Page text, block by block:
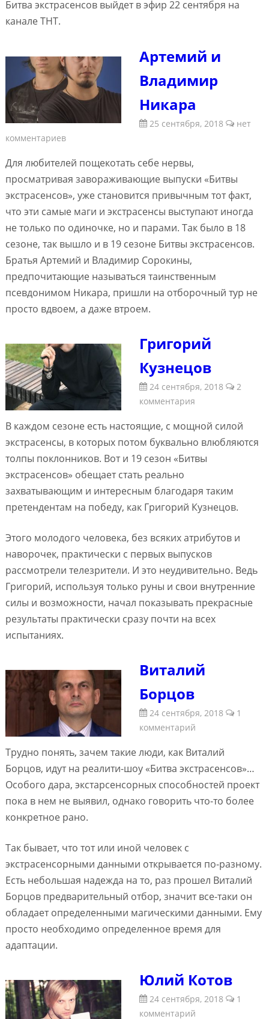
Битва экстрасенсов выйдет в эфир 22 сентября на
канале ТНТ.
Артемий и
Владимир
Никара
25 сентября, 2018
нет
комментариев
Для любителей пощекотать себе нервы,
просматривая завораживающие выпуски «Битвы
экстрасенсов», уже становится привычным тот факт,
что эти самые маги и экстрасенсы выступают иногда
не только по одиночке, но и парами. Так было в 18
сезоне, так вышло и в 19 сезоне Битвы экстрасенсов.
Братья Артемий и Владимир Сорокины,
предпочитающие называться таинственным
псевдонимом Никара, пришли на отборочный тур не
просто вдвоем, а даже втроем.
Григорий
Кузнецов
24 сентября, 2018
2
комментария
В каждом сезоне есть настоящие, с мощной силой
экстрасенсы, в которых потом буквально влюбляются
толпы поклонников. Вот и 19 сезон «Битвы
экстрасенсов» обещает стать реально
захватывающим и интересным благодаря таким
претендентам на победу, как Григорий Кузнецов.
Этого молодого человека, без всяких атрибутов и
наворочек, практически с первых выпусков
рассмотрели телезрители. И это неудивительно. Ведь
Григорий, используя только руны и свои внутренние
силы и возможности, начал показывать прекрасные
результаты практически сразу почти на всех
испытаниях.
Виталий
Борцов
24 сентября, 2018
1
комментарий
Трудно понять, зачем такие люди, как Виталий
Борцов, идут на реалити-шоу «Битва экстрасенсов»…
Особого дара, экстарсенсорных способностей проект
пока в нем не выявил, однако говорить что-то более
конкретное рано.
Так бывает, что тот или иной человек с
экстрасенсорными данными открывается по-разному.
Есть небольшая надежда на то, раз прошел Виталий
Борцов предварительный отбор, значит все-таки он
обладает определенными магическими данными. Ему
просто необходимо определенное время для
адаптации.
Юлий Котов
24 сентября, 2018
1
комментарий